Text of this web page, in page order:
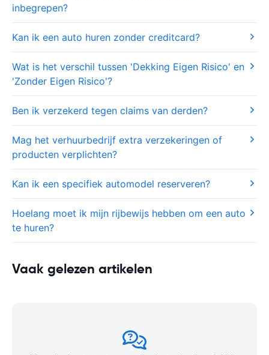
inbegrepen?
Kan ik een auto huren zonder creditcard?
Wat is het verschil tussen 'Dekking Eigen Risico' en
'Zonder Eigen Risico'?
Ben ik verzekerd tegen claims van derden?
Mag het verhuurbedrijf extra verzekeringen of
producten verplichten?
Kan ik een specifiek automodel reserveren?
Hoelang moet ik mijn rijbewijs hebben om een auto
te huren?
Vaak gelezen artikelen